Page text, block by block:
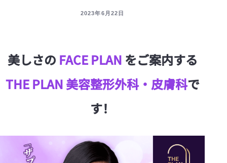
2023年6月22日
美しさの FACE PLAN をご案内する
THE PLAN 美容整形外科・皮膚科で
す！